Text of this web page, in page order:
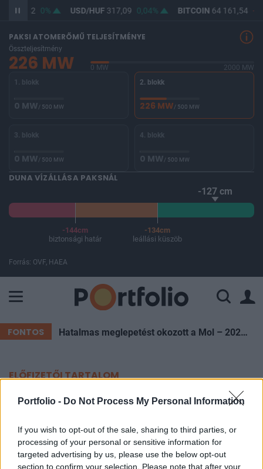
Portfolio - Do Not Process My Personal Information
If you wish to opt-out of the sale, sharing to third parties, or
processing of your personal or sensitive information for
targeted advertising by us, please use the below opt-out
section to confirm your selection. Please note that after your
365,42 0% USD/HUF 317,09 0,04% BITCOIN 64 161,54 -
PAKSI ATOMERŐMŰ TELJESÍTMÉNYE
Összteljesítmény
226 MW 0 MW
2000 MW
1. blokk
0 MW/ 500 MW
2. blokk
226 MW/ 500 MW
3. blokk
0 MW/ 500 MW
4. blokk
0 MW/ 500 MW
DUNA VÍZÁLLÁSA PAKSNÁL
-127 cm
-144cm
biztonsági határ
-134cm
leállási küszöb
Forrás: OVF, HAEA
FONTOS Hatalmas meglepetést okozott a Mol – 2022 óta nem láttunk ilyet
ELŐFIZETŐI TARTALOM
Tűzgyújtási tilalom lép életbe két
MTI
2023. június 22. 11:15